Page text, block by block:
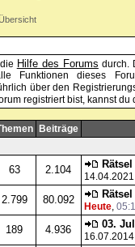
Hilfe des Forums durch.
Funktionen dieses
über den
registriert bist, kannst du
Beiträge
63 2.104
14.04.2021
2.799 80.092
Heute,
189 4.936 03.
16.07.2014